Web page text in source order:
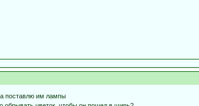
поставлю им лампы